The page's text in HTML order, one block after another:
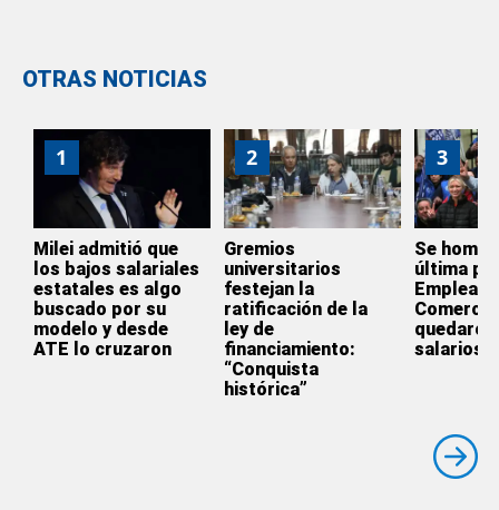
OTRAS NOTICIAS
1
Milei admitió que
los bajos salariales
estatales es algo
buscado por su
modelo y desde
ATE lo cruzaron
2
Gremios
universitarios
festejan la
ratificación de la
ley de
financiamiento:
“Conquista
histórica”
3
Se
última
salarios